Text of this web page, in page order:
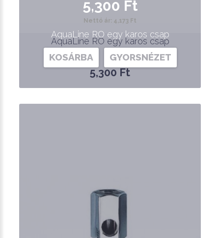
AquaLine RO egy karos csap
5,300 Ft
5,300 Ft
Nettó ár: 4,173 Ft
AquaLine RO egy karos csap
KOSÁRBA GYORSNÉZET